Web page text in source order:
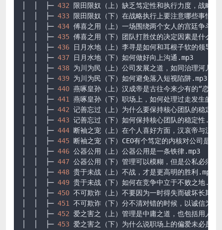
│  │  ├─ 432 限田限奴（上）缺乏笃定性和执行力度，战略再
│  │  ├─ 433 限田限奴（下）在战略执行上要注意哪些事情
│  │  ├─ 434 傅喜之用（上）一场围绕两个女人的宫廷争斗
│  │  ├─ 435 傅喜之用（下）团队打胜仗的决定因素是什么？
│  │  ├─ 436 日月水地（上）李寻是如何和耳根子软的领导沟
│  │  ├─ 437 日月水地（下）如何做好向上沟通.mp3
│  │  ├─ 438 为川为民（上）公司发展之道，如同治理河儿
│  │  ├─ 439 为川为民（下）如何避免落入短视陷阱.mp3
│  │  ├─ 440 燕啄皇孙（上）汉成帝是古往今来少有的“恋爱
│  │  ├─ 441
燕啄皇孙（下）职场上，如何处理过走发生的错
│  │  ├─ 442 记善忘过（上）为什么要保持核心团队的稳定性
│  │  ├─ 443 记善忘过（下）如何保持核心团队的稳定性.mp3
│  │  ├─ 444 断袖之宠（上）在个人喜好方面，汉哀帝与汉成
│  │  ├─ 445 断袖之宠（下）CEO有个笃定的内核对公司是件
│  │  ├─ 446 公器公用（上）公器公用是一条铁律.mp3
│  │  ├─ 447 公器公用（下）管理可以模糊，但是公私必须分
│  │  ├─ 448 贵于未战（上）不战，才是更高明的胜利.mp3
│  │  ├─ 449 贵于未战（下）如何在竞争中立于不败之地.mp3
│  │  ├─ 450 不可欺诈（上）不要因为一时得失而破坏长期信
│  │  ├─ 451
不可欺诈（下）分不清对错的时候，以诚信为底
│  │  ├─ 452 爱之害之（上）管理是中庸之道，也包括用人畅
│  │  ├─ 453 爱之害之（下）为什么说职场上的偏爱未必是好